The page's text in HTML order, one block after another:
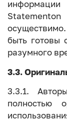
быть готовы
разумного
3.3.
3.3.1.
полностью